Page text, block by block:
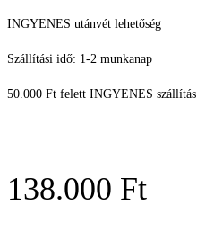
INGYENES utánvét lehetőség
Szállítási idő: 1-2 munkanap
50.000 Ft felett INGYENES szállítás
138.000 Ft